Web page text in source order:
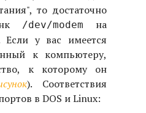
то достаточно
/dev/modem
на
Если у вас имеется
к компьютеру,
к которому он
). Соответствия
в DOS и Linux: